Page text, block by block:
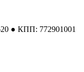
● КПП: 772901001